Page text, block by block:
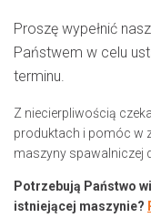
Proszę wypełnić
Państwem w celu
terminu.
Z niecierpliwością
produktach i pomóc w
maszyny spawalniczej
Potrzebują Państwo
istniejącej maszynie?